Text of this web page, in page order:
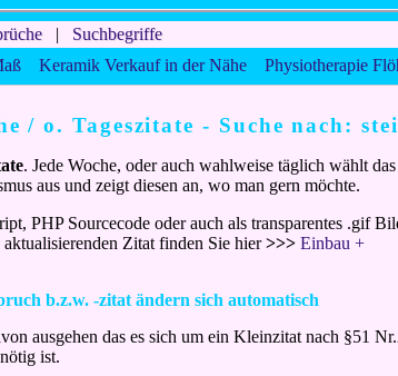
| Suchbegriffe
Keramik Verkauf in der Nähe Physiotherapie
/ o. Tageszitate - Suche nach:
. Jede Woche, oder auch wahlweise täglich wählt das
aus und zeigt diesen an, wo man gern möchte.
PHP Sourcecode oder auch als transparentes .gif
Zitat finden Sie hier>>> Einbau +
b.z.w. -zitat ändern sich automatisch
ausgehen das es sich um ein Kleinzitat nach §51
ist.